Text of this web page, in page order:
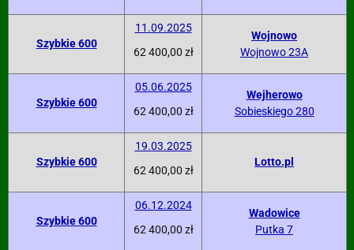
Szybkie 600
11.09.2025
62 400,00 zł
Wojnowo
Wojnowo 23A
Szybkie 600
05.06.2025
62 400,00 zł
Wejherowo
Sobieskiego 280
Szybkie 600
19.03.2025
62 400,00 zł
Lotto.pl
Szybkie 600
06.12.2024
62 400,00 zł
Wadowice
Putka 7